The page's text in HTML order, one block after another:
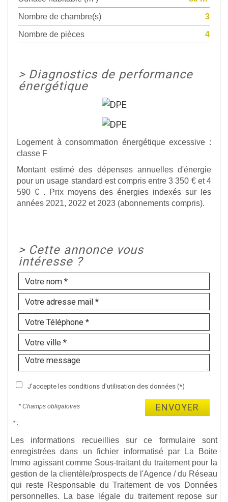
Nombre de chambre(s)
3
Nombre de pièces
4
> Diagnostics de performance
énergétique
Logement à consommation énergétique excessive :
classe F
Montant estimé des dépenses annuelles d'énergie
pour un usage standard est compris entre 3 350 € et 4
590 € . Prix moyens des énergies indexés sur les
années 2021, 2022 et 2023 (abonnements compris).
> Cette annonce vous
intéresse ?
J'accepte les conditions d'utilisation des données (*)
* Champs obligatoires ENVOYER
* :
Les informations recueillies sur ce formulaire sont
enregistrées dans un fichier informatisé par La Boite
Immo agissant comme Sous-traitant du traitement pour la
gestion de la clientèle/prospects de l'Agence / du Réseau
qui reste Responsable du Traitement de vos Données
personnelles. La base légale du traitement repose sur